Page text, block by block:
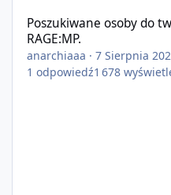
Poszukiwane osoby do
RAGE:MP.
anarchiaaa ·7 Sierpnia
1 odpowiedź1 678